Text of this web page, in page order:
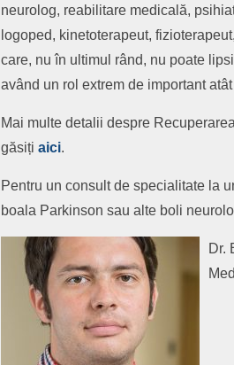
neurolog, reabilitare medicală,
logoped, kinetoterapeut,
care, nu în ultimul rând, nu poate
având un rol extrem de important
Mai multe detalii despre
găsiți aici.
Pentru un consult de specialitate la
boala Parkinson sau alte boli
Dr.